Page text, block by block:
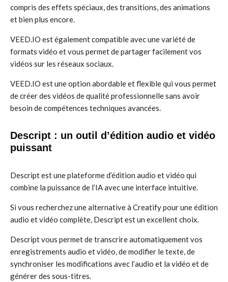
compris des effets spéciaux, des transitions, des animations
et bien plus encore.
VEED.IO est également compatible avec une variété de
formats vidéo et vous permet de partager facilement vos
vidéos sur les réseaux sociaux.
VEED.IO est une option abordable et flexible qui vous permet
de créer des vidéos de qualité professionnelle sans avoir
besoin de compétences techniques avancées.
Descript : un outil d’édition audio et vidéo
puissant
Descript est une plateforme d’édition audio et vidéo qui
combine la puissance de l’IA avec une interface intuitive.
Si vous recherchez une alternative à Creatify pour une édition
audio et vidéo complète, Descript est un excellent choix.
Descript vous permet de transcrire automatiquement vos
enregistrements audio et vidéo, de modifier le texte, de
synchroniser les modifications avec l’audio et la vidéo et de
générer des sous-titres.